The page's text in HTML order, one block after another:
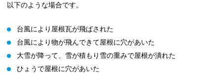
以下のような場合です。
台風により屋根瓦が飛ばされた
台風により物が飛んできて屋根に穴があいた
大雪が降って、雪が積もり雪の重みで屋根が潰れた
ひょうで屋根に穴があいた